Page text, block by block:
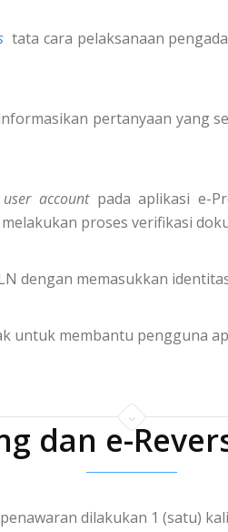
tata cara pelaksanaan
pertanyaan yang
user accountpada aplikasi e-
proses verifikasi
dengan memasukkan
untuk membantu pengguna
dan e-
dilakukan 1 (satu)